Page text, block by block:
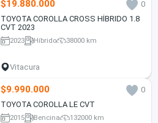
$19.880.000
0
TOYOTA COROLLA CROSS HÍBRIDO 1.8
CVT 2023
2023 Híbrido 38000 km
Vitacura
$9.990.000
0
TOYOTA COROLLA LE CVT
2015 Bencina 132000 km